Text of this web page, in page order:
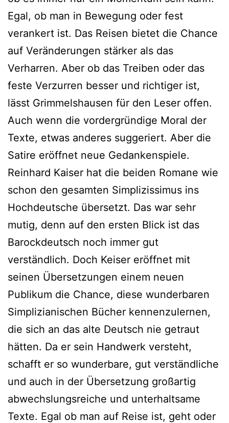
Egal, ob man in Bewegung oder fest
verankert ist. Das Reisen bietet die Chance
auf Veränderungen stärker als das
Verharren. Aber ob das Treiben oder das
feste Verzurren besser und richtiger ist,
lässt Grimmelshausen für den Leser offen.
Auch wenn die vordergründige Moral der
Texte, etwas anderes suggeriert. Aber die
Satire eröffnet neue Gedankenspiele.
Reinhard Kaiser hat die beiden Romane wie
schon den gesamten Simplizissimus ins
Hochdeutsche übersetzt. Das war sehr
mutig, denn auf den ersten Blick ist das
Barockdeutsch noch immer gut
verständlich. Doch Keiser eröffnet mit
seinen Übersetzungen einem neuen
Publikum die Chance, diese wunderbaren
Simplizianischen Bücher kennenzulernen,
die sich an das alte Deutsch nie getraut
hätten. Da er sein Handwerk versteht,
schafft er so wunderbare, gut verständliche
und auch in der Übersetzung großartig
abwechslungsreiche und unterhaltsame
Texte. Egal ob man auf Reise ist, geht oder